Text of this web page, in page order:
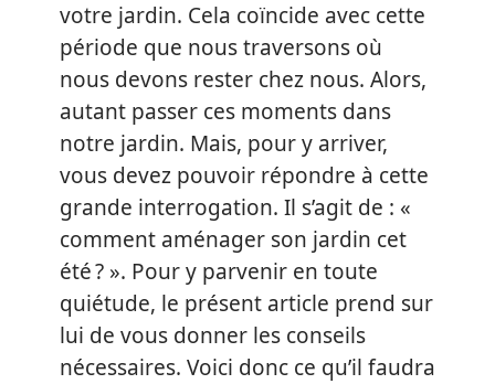
votre jardin. Cela coïncide avec cette
période que nous traversons où
nous devons rester chez nous. Alors,
autant passer ces moments dans
notre jardin. Mais, pour y arriver,
vous devez pouvoir répondre à cette
grande interrogation. Il s’agit de : «
comment aménager son jardin cet
été ? ». Pour y parvenir en toute
quiétude, le présent article prend sur
lui de vous donner les conseils
nécessaires. Voici donc ce qu’il faudra